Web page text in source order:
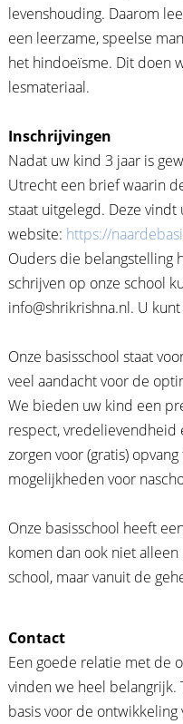
levenshouding. Daarom
een leerzame, speelse
het hindoeïsme. Dit doen
lesmateriaal.
Inschrijvingen
Nadat uw kind 3 jaar is
Utrecht een brief waarin
staat uitgelegd. Deze vindt
website: https://
Ouders die belangstelling
schrijven op onze school
info@shrikrishna.nl. U
Onze basisschool staat
veel aandacht voor de
We bieden uw kind een
respect, vredelievendheid
zorgen voor (gratis)
mogelijkheden voor
Onze basisschool heeft
komen dan ook niet
school, maar vanuit de
Contact
Een goede relatie met de
vinden we heel belangrijk.
basis voor de ontwikkeling